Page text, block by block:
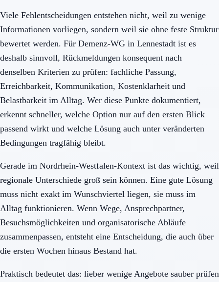
Viele Fehlentscheidungen entstehen nicht, weil zu wenige
Informationen vorliegen, sondern weil sie ohne feste Struktur
bewertet werden. Für Demenz-WG in Lennestadt ist es
deshalb sinnvoll, Rückmeldungen konsequent nach
denselben Kriterien zu prüfen: fachliche Passung,
Erreichbarkeit, Kommunikation, Kostenklarheit und
Belastbarkeit im Alltag. Wer diese Punkte dokumentiert,
erkennt schneller, welche Option nur auf den ersten Blick
passend wirkt und welche Lösung auch unter veränderten
Bedingungen tragfähig bleibt.
Gerade im Nordrhein-Westfalen-Kontext ist das wichtig, weil
regionale Unterschiede groß sein können. Eine gute Lösung
muss nicht exakt im Wunschviertel liegen, sie muss im
Alltag funktionieren. Wenn Wege, Ansprechpartner,
Besuchsmöglichkeiten und organisatorische Abläufe
zusammenpassen, entsteht eine Entscheidung, die auch über
die ersten Wochen hinaus Bestand hat.
Praktisch bedeutet das: lieber wenige Angebote sauber prüfen